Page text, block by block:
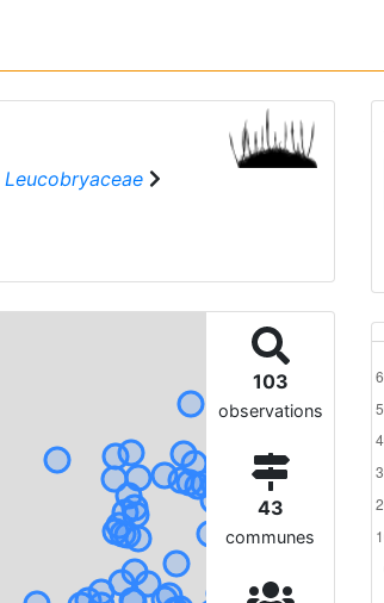
Leucobryaceae
103
observations
43
communes